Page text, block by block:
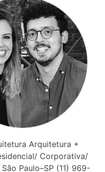
Arquitetura +
Corporativa/
Paulo–SP (11) 969-